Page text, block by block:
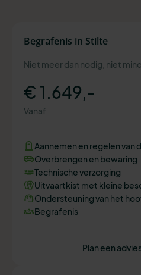
Begrafenis in Stilte
Niet meer dan nodig, niet
€ 1.649,-
Vanaf
Aannemen en regelen van
Overbrengen en bewaring
Technische verzorging
Uitvaartkist met kleine
Ondersteuning van het
Begrafenis
Plan een